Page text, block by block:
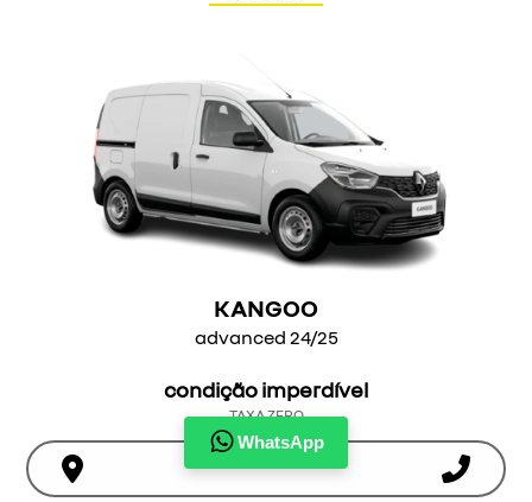
WhatsApp
KANGOO
advanced 24/25
condição imperdível
TAXA ZERO
ver oferta